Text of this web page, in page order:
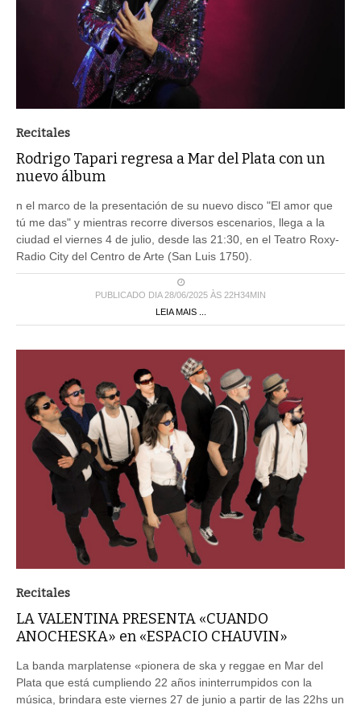
Recitales
Rodrigo Tapari regresa a Mar del Plata con un
nuevo álbum
n el marco de la presentación de su nuevo disco "El amor que
tú me das" y mientras recorre diversos escenarios, llega a la
ciudad el viernes 4 de julio, desde las 21:30, en el Teatro Roxy-
Radio City del Centro de Arte (San Luis 1750).
PUBLICADO DIA 28/06/2025 ÀS 22H34MIN
LEIA MAIS ...
Recitales
LA VALENTINA PRESENTA «CUANDO
ANOCHESKA» en «ESPACIO CHAUVIN»
La banda marplatense «pionera de ska y reggae en Mar del
Plata que está cumpliendo 22 años ininterrumpidos con la
música, brindara este viernes 27 de junio a partir de las 22hs un